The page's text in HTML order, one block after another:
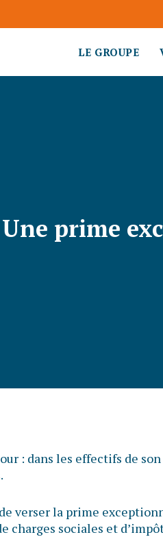
LE GROUPE
Une prime
: dans les effectifs de
verser la prime
charges sociales et